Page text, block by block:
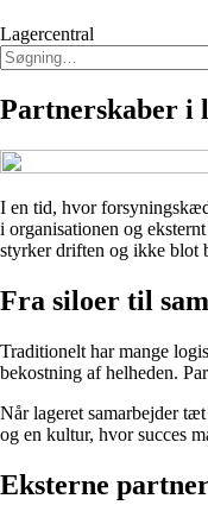
Lagercentral
Partnerskaber i
I en tid, hvor
i organisationen og
styrker driften og ikke blot
Fra siloer til
Traditionelt har mange
bekostning af helheden.
Når lageret samarbejder
og en kultur, hvor succes
Eksterne